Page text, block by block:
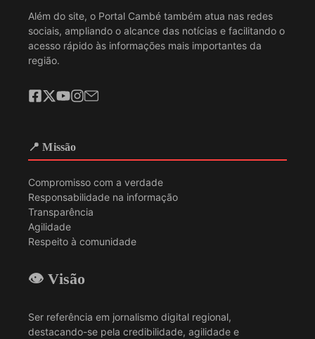
Além do site, o Portal Cambé também atua nas redes
sociais, ampliando o alcance das notícias e facilitando o
acesso rápido às informações mais importantes da
região.
📍 Missão
Compromisso com a verdade
Responsabilidade na informação
Transparência
Agilidade
Respeito à comunidade
👁️ Visão
Ser referência em jornalismo digital regional,
destacando-se pela credibilidade, agilidade e